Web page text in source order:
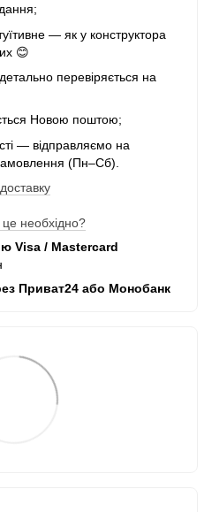
— як у конструктора
😊
перевіряється на
Новою поштою;
— відправляємо на
(Пн–Сб).
необхідно?
Visa / Mastercard
Приват24 або Монобанк